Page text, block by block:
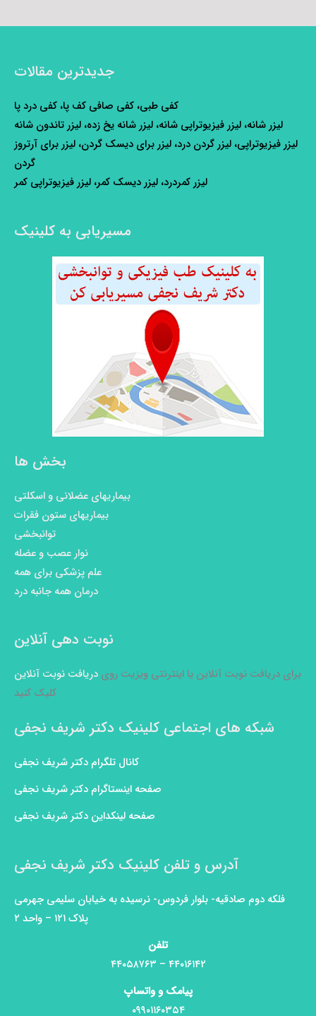
جدیدترین مقالات
کفی طبی، کفی صافی کف پا، کفی درد پا
لیزر شانه، لیزر فیزیوتراپی شانه، لیزر شانه یخ زده، لیزر تاندون شانه
لیزر فیزیوتراپی، لیزر گردن درد، لیزر برای دیسک گردن، لیزر برای آرتروز
گردن
لیزر کمردرد، لیزر دیسک کمر، لیزر فیزیوتراپی کمر
مسیریابی به کلینیک
بخش ها
بیماریهای عضلانی و اسکلتی
بیماریهای ستون فقرات
توانبخشی
نوار عصب و عضله
علم پزشکی برای همه
درمان همه جانبه درد
نوبت دهی آنلاین
برای دریافت نوبت آنلاین یا اینترنتی ویزیت روی دریافت نوبت آنلاین
کلیک کنید
شبکه های اجتماعی کلینیک دکتر شریف نجفی
کانال تلگرام دکتر شریف نجفی
صفحه اینستاگرام دکتر شریف نجفی
صفحه لینکداین دکتر شریف نجفی
آدرس و تلفن کلینیک دکتر شریف نجفی
فلکه دوم صادقیه- بلوار فردوس- نرسیده به خیابان سلیمی جهرمی
پلاک ۱۲۱ – واحد ۲
تلفن
۴۴۰۱۶۱۴۲ – ۴۴۰۵۸۷۶۳
پیامک و واتساپ
۰۹۹۰۱۱۶۰۳۵۴